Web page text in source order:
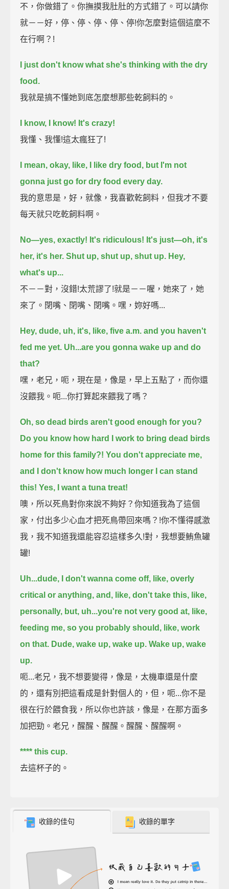
不，你做錯了。你撫摸我肚肚的方式錯了。可以請你
就－－好，停、停、停、停、停!你怎麼對這個這麼不
在行啊？!
I just don't know what she's thinking with the dry
food.
我就是搞不懂她到底怎麼想那些乾飼料的。
I know, I know! It's crazy!
我懂、我懂!這太瘋狂了!
I mean, okay, like, I like dry food, but I'm not
gonna just go for dry food every day.
我的意思是，好，就像，我喜歡乾飼料，但我才不要
每天就只吃乾飼料啊。
No—yes, exactly! It's ridiculous! It's just—oh, it's
her, it's her. Shut up, shut up, shut up. Hey,
what's up...
不－－對，沒錯!太荒謬了!就是－－喔，她來了，她
來了。閉嘴、閉嘴、閉嘴。嘿，妳好嗎...
Hey, dude, uh, it's, like, five a.m. and you haven't
fed me yet. Uh...are you gonna wake up and do
that?
嘿，老兄，呃，現在是，像是，早上五點了，而你還
沒餵我。呃...你打算起來餵我了嗎？
Oh, so dead birds aren't good enough for you?
Do you know how hard I work to bring dead birds
home for this family?! You don't appreciate me,
and I don't know how much longer I can stand
this! Yes, I want a tuna treat!
噢，所以死鳥對你來說不夠好？你知道我為了這個
家，付出多少心血才把死鳥帶回來嗎？!你不懂得感激
我，我不知道我還能容忍這樣多久!對，我想要鮪魚罐
罐!
Uh...dude, I don't wanna come off, like, overly
critical or anything, and, like, don't take this, like,
personally, but, uh...you're not very good at, like,
feeding me, so you probably should, like, work
on that. Dude, wake up, wake up. Wake up, wake
up.
呃...老兄，我不想要變得，像是，太機車還是什麼
的，還有別把這看成是針對個人的，但，呃...你不是
很在行於餵食我，所以你也許該，像是，在那方面多
加把勁。老兄，醒醒、醒醒。醒醒、醒醒啊。
**** this cup.
去這杯子的。
收錄的佳句 收錄的單字